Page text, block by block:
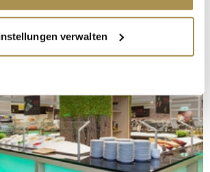
über Ihre geografische Lage
bis auf einige Meter genau sein
(Fingerprinting) identifizieren
darüber, wie Ihre persönlichen Daten
und legen Sie Ihre Präferenzen im
fest.
verwalten